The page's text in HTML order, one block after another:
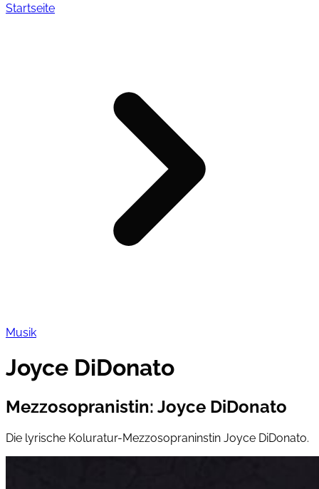
Startseite
Musik
Joyce DiDonato
Mezzosopranistin: Joyce DiDonato
Die lyrische Koluratur-Mezzosopraninstin Joyce DiDonato.